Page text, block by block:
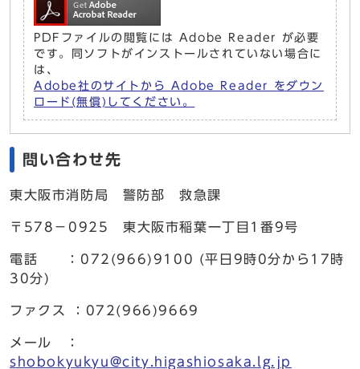
PDFファイルの閲覧には Adobe Reader が必要
です。同ソフトがインストールされていない場合に
は、
Adobe社のサイトから Adobe Reader をダウン
ロード(無償)してください。
問い合わせ先
東大阪市消防局 警防部 救急課
〒578－0925 東大阪市稲葉一丁目1番9号
電話 ：072(966)9100 (平日9時0分から17時
30分)
ファクス ：072(966)9669
メール ：
shobokyukyu@city.higashiosaka.lg.jp